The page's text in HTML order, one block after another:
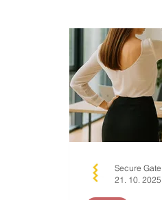
Tržní analýzy Pojmy
Secure Gate
21. 10. 2025